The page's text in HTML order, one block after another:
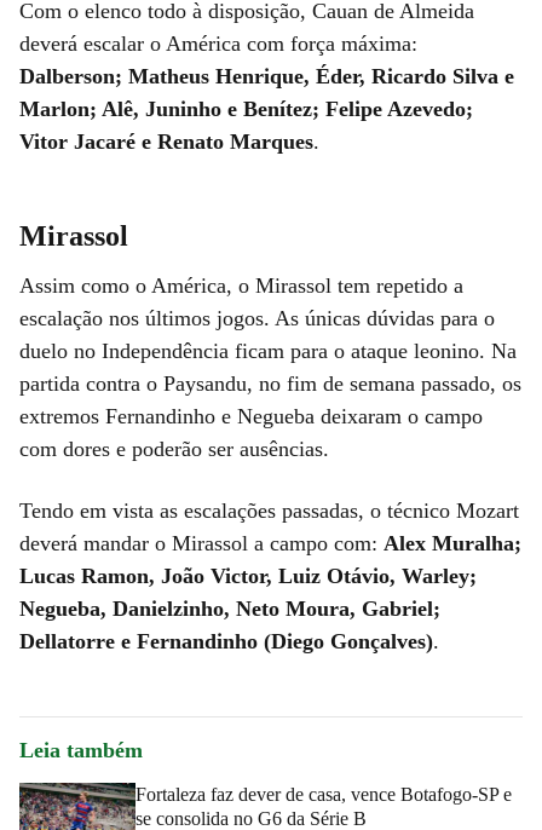
Com o elenco todo à disposição, Cauan de Almeida
deverá escalar o América com força máxima:
Dalberson; Matheus Henrique, Éder, Ricardo Silva e
Marlon; Alê, Juninho e Benítez; Felipe Azevedo;
Vitor Jacaré e Renato Marques.
Mirassol
Assim como o América, o Mirassol tem repetido a
escalação nos últimos jogos. As únicas dúvidas para o
duelo no Independência ficam para o ataque leonino. Na
partida contra o Paysandu, no fim de semana passado, os
extremos Fernandinho e Negueba deixaram o campo
com dores e poderão ser ausências.
Tendo em vista as escalações passadas, o técnico Mozart
deverá mandar o Mirassol a campo com: Alex Muralha;
Lucas Ramon, João Victor, Luiz Otávio, Warley;
Negueba, Danielzinho, Neto Moura, Gabriel;
Dellatorre e Fernandinho (Diego Gonçalves).
Leia também
Fortaleza faz dever de casa, vence Botafogo-SP e
se consolida no G6 da Série B